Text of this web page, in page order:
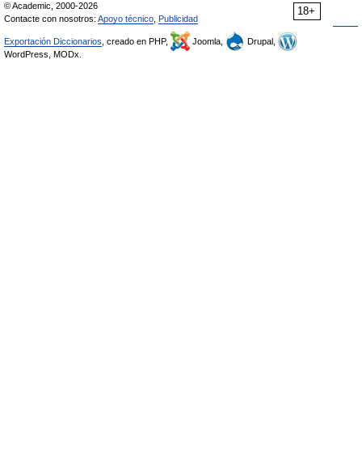
18+
© Academic, 2000-2026
Contacte con nosotros: Apoyo técnico Publicidad
Exportación Diccionarios , creado en PHP, Joomla,
Drupal,
WordPress, MODx.